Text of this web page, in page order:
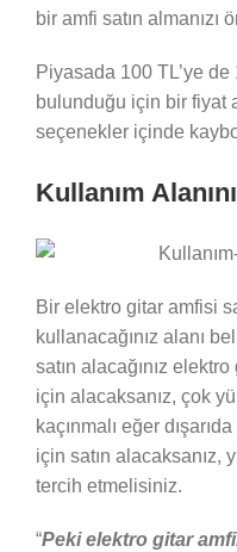
bir amfi satın almanızı
Piyasada 100 TL’ye de
bulunduğu için bir fiyat
seçenekler içinde
Kullanım
Bir elektro gitar amfisi
kullanacağınız alanı
satın alacağınız
için alacaksanız, çok
kaçınmalı eğer
için satın alacaksanız,
tercih etmelisiniz.
“Peki elektro gitar